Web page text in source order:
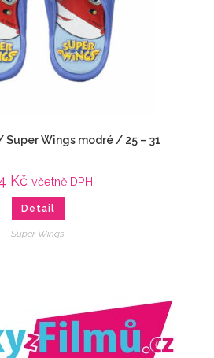
Wings modré / 25 – 31
Kč včetně DPH
Detail
Super Wings